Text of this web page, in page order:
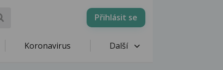
Přihlásit se
Koronavirus Další